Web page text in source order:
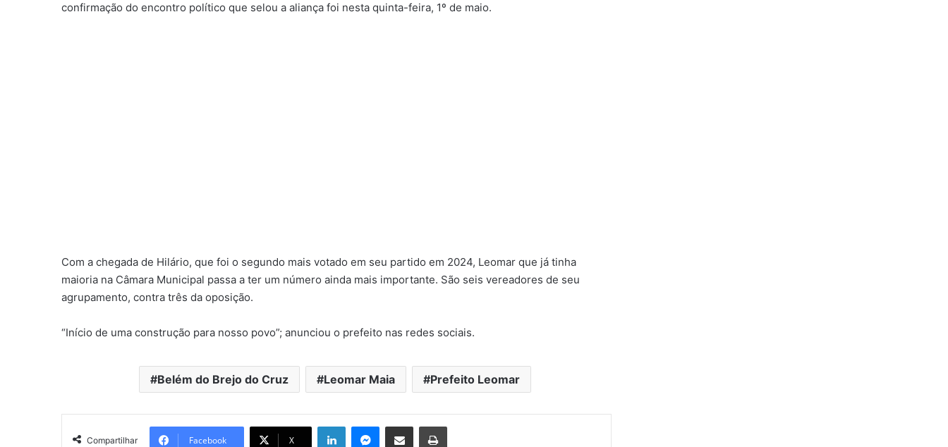
confirmação do encontro político que selou a aliança foi nesta quinta-feira, 1º de maio.
Com a chegada de Hilário, que foi o segundo mais votado em seu partido em 2024, Leomar que já tinha
maioria na Câmara Municipal passa a ter um número ainda mais importante. São seis vereadores de seu
agrupamento, contra três da oposição.
“Início de uma construção para nosso povo”; anunciou o prefeito nas redes sociais.
Belém do Brejo do Cruz Leomar Maia Prefeito Leomar
Compartilhar Facebook X
LinkedinMessenger
Compartilhar via e-mail Imprimir